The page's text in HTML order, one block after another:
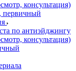
консультация)
первичный
по антиэйджингу
консультация)